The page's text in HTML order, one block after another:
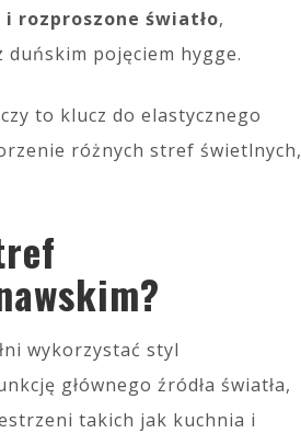
i rozproszone światło,
pojęciem hygge.
to klucz do elastycznego
różnych stref świetlnych,
wykorzystać styl
głównego źródła światła,
takich jak kuchnia i